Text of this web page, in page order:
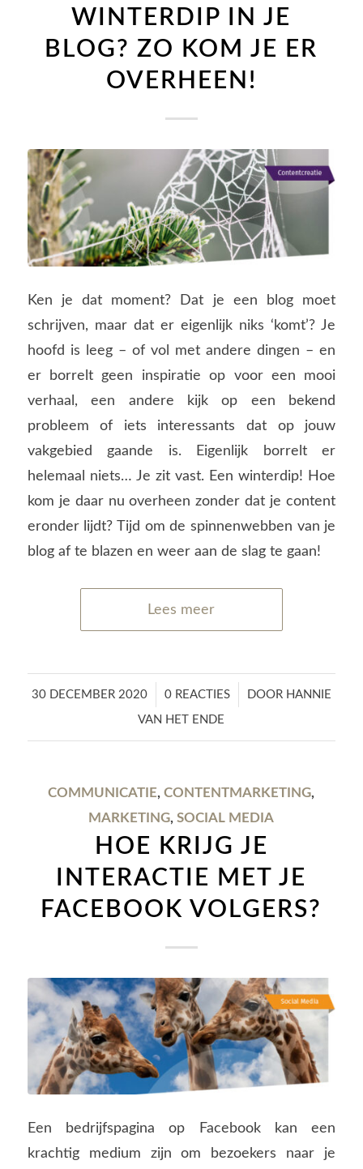
WINTERDIP IN JE
BLOG? ZO KOM JE ER
OVERHEEN!
Ken je dat moment? Dat je een blog moet
schrijven, maar dat er eigenlijk niks ‘komt’? Je
hoofd is leeg – of vol met andere dingen – en
er borrelt geen inspiratie op voor een mooi
verhaal, een andere kijk op een bekend
probleem of iets interessants dat op jouw
vakgebied gaande is. Eigenlijk borrelt er
helemaal niets… Je zit vast. Een winterdip! Hoe
kom je daar nu overheen zonder dat je content
eronder lijdt? Tijd om de spinnenwebben van je
blog af te blazen en weer aan de slag te gaan!
Lees meer
30 DECEMBER 2020
/ 0 REACTIES
/ DOOR HANNIE
VAN HET ENDE
COMMUNICATIE,CONTENTMARKETING,
MARKETING,SOCIAL MEDIA
HOE KRIJG JE
INTERACTIE MET JE
FACEBOOK VOLGERS?
Een bedrijfspagina op Facebook kan een
krachtig medium zijn om bezoekers naar je